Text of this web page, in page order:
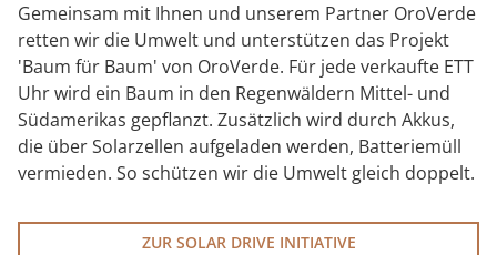
Gemeinsam mit Ihnen und unserem Partner OroVerde
retten wir die Umwelt und unterstützen das Projekt
'Baum für Baum' von OroVerde. Für jede verkaufte ETT
Uhr wird ein Baum in den Regenwäldern Mittel- und
Südamerikas gepflanzt. Zusätzlich wird durch Akkus,
die über Solarzellen aufgeladen werden, Batteriemüll
vermieden. So schützen wir die Umwelt gleich doppelt.
ZUR SOLAR DRIVE INITIATIVE